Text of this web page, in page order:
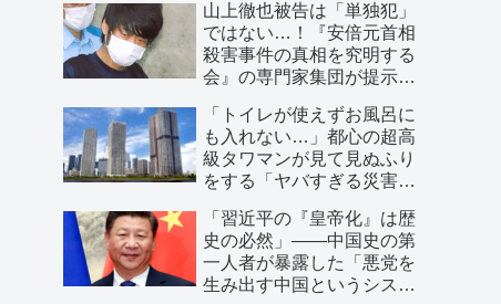
山上徹也被告は「単独犯」
ではない…！『安倍元首相
殺害事件の真相を究明する
会』の専門家集団が提示し
「トイレが使えずお風呂に
も入れない…」都心の超高
級タワマンが見て見ぬふり
をする「ヤバすぎる災害リ
「習近平の『皇帝化』は歴
史の必然」――中国史の第
一人者が暴露した「悪党を
生み出す中国というシステ